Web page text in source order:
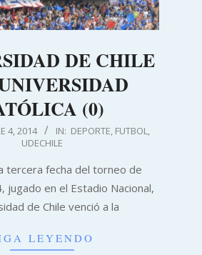
DE CHILE
(0)
4, 2014 IN: DEPORTE FUTBOL
UDECHILE
tercera fecha del torneo de
jugado en el Estadio Nacional,
de Chile venció a la
LEYENDO